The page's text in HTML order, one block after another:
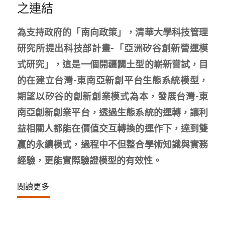
之連結
為支持政府的「南向政策」，清華大學科技管理
研究所提出科技部計畫-「亞洲矽谷創新營運模
式研究」，這是一個開疆闢土型的嶄新嘗試，目
的在建立台灣-東南亞新創平台生態系統模型，
期望以矽谷的創新創業模式為本，發展台灣-東
南亞創新創業平台，透過生態系統的運轉，讓利
益相關人都能在價值交互轉換的運作下，達到雙
贏的永續模式，過程中不但整合學術知識與實務
經驗，更能實際驗證模型的有效性。
閱讀更多